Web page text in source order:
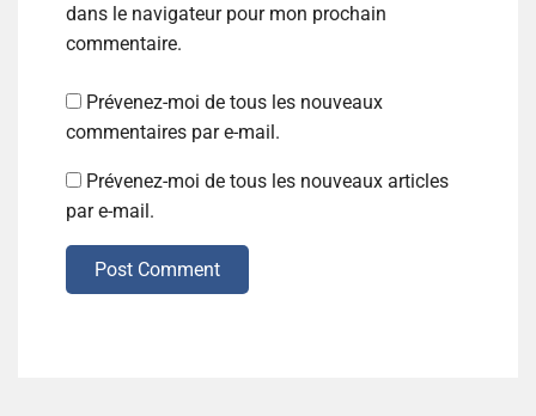
dans le navigateur pour mon prochain
commentaire.
Prévenez-moi de tous les nouveaux
commentaires par e-mail.
Prévenez-moi de tous les nouveaux articles
par e-mail.
Post Comment